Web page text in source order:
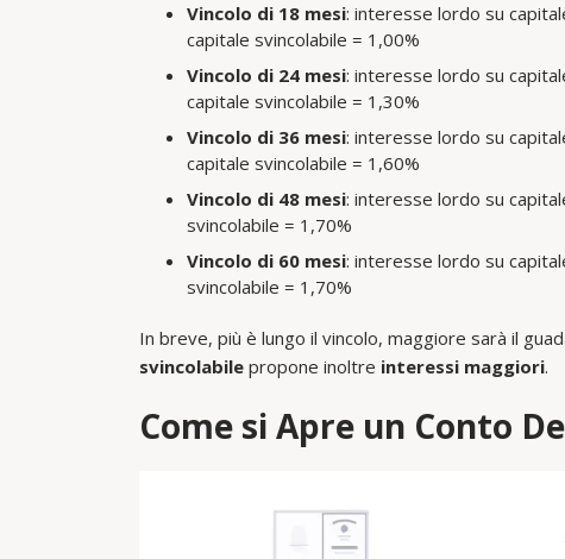
Vincolo di 18 mesi: interesse lordo su
capitale svincolabile = 1,00%
Vincolo di 24 mesi: interesse lordo su
capitale svincolabile = 1,30%
Vincolo di 36 mesi: interesse lordo su
capitale svincolabile = 1,60%
Vincolo di 48 mesi: interesse lordo su
svincolabile = 1,70%
Vincolo di 60 mesi: interesse lordo su
svincolabile = 1,70%
In breve, più è lungo il vincolo, maggiore sarà il
svincolabile propone inoltre interessi maggiori.
Come si Apre un Conto